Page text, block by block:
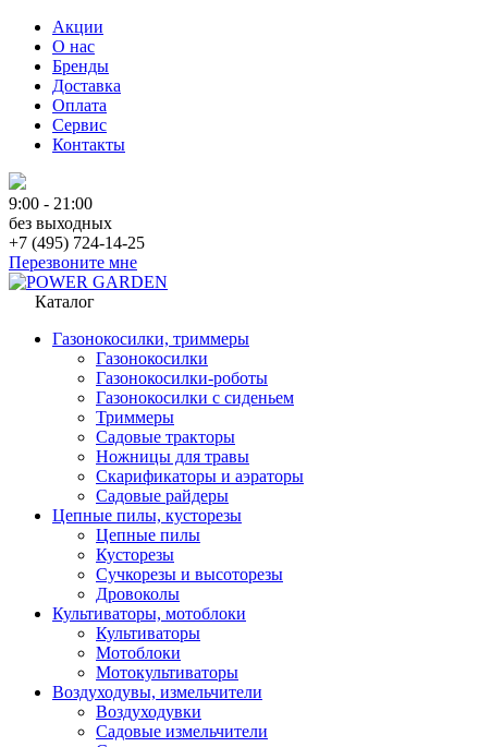
Акции
О нас
Бренды
Доставка
Оплата
Сервис
Контакты
9:00 - 21:00
без выходных
+7 (495) 724-14-25
Перезвоните мне
Каталог
Газонокосилки, триммеры
Газонокосилки
Газонокосилки-роботы
Газонокосилки с сиденьем
Триммеры
Садовые тракторы
Ножницы для травы
Скарификаторы и аэраторы
Садовые райдеры
Цепные пилы, кусторезы
Цепные пилы
Кусторезы
Сучкорезы и высоторезы
Дровоколы
Культиваторы, мотоблоки
Культиваторы
Мотоблоки
Мотокультиваторы
Воздуходувы, измельчители
Воздуходувки
Садовые измельчители